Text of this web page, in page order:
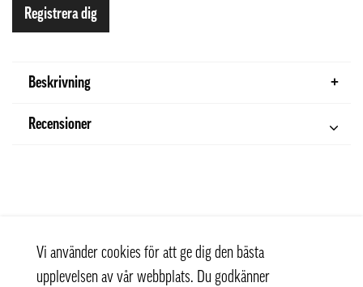
Registrera dig
Beskrivning
Recensioner
Vi använder cookies för att ge dig den bästa
upplevelsen av vår webbplats. Du godkänner